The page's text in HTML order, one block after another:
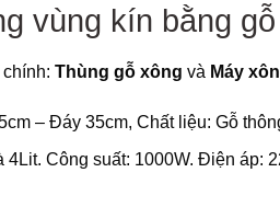
vùng kín bằng gỗ
Thùng gỗ xông và Máy
– Đáy 35cm, Chất liệu: Gỗ
4Lit. Công suất: 1000W. Điện áp: